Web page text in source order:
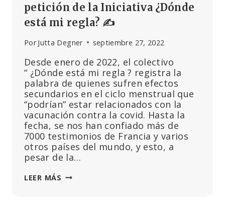
petición de la Iniciativa ¿Dónde
está mi regla? ✍
Por Jutta Degner septiembre 27, 2022
Desde enero de 2022, el colectivo
“ ¿Dónde está mi regla ? registra la
palabra de quienes sufren efectos
secundarios en el ciclo menstrual que
“podrían” estar relacionados con la
vacunación contra la covid. Hasta la
fecha, se nos han confiado más de
7000 testimonios de Francia y varios
otros países del mundo, y esto, a
pesar de la…
LEER MÁS